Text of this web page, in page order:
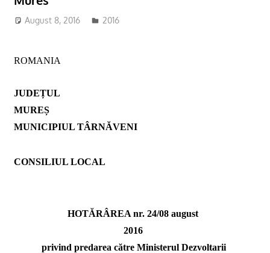
August 8, 2016 2016
ROMANIA
JUDEȚUL
MUREȘ
MUNICIPIUL TÂRNĂVENI
CONSILIUL LOCAL
HOTĂRÂREA nr. 24/08 august
2016
privind predarea către Ministerul Dezvoltarii